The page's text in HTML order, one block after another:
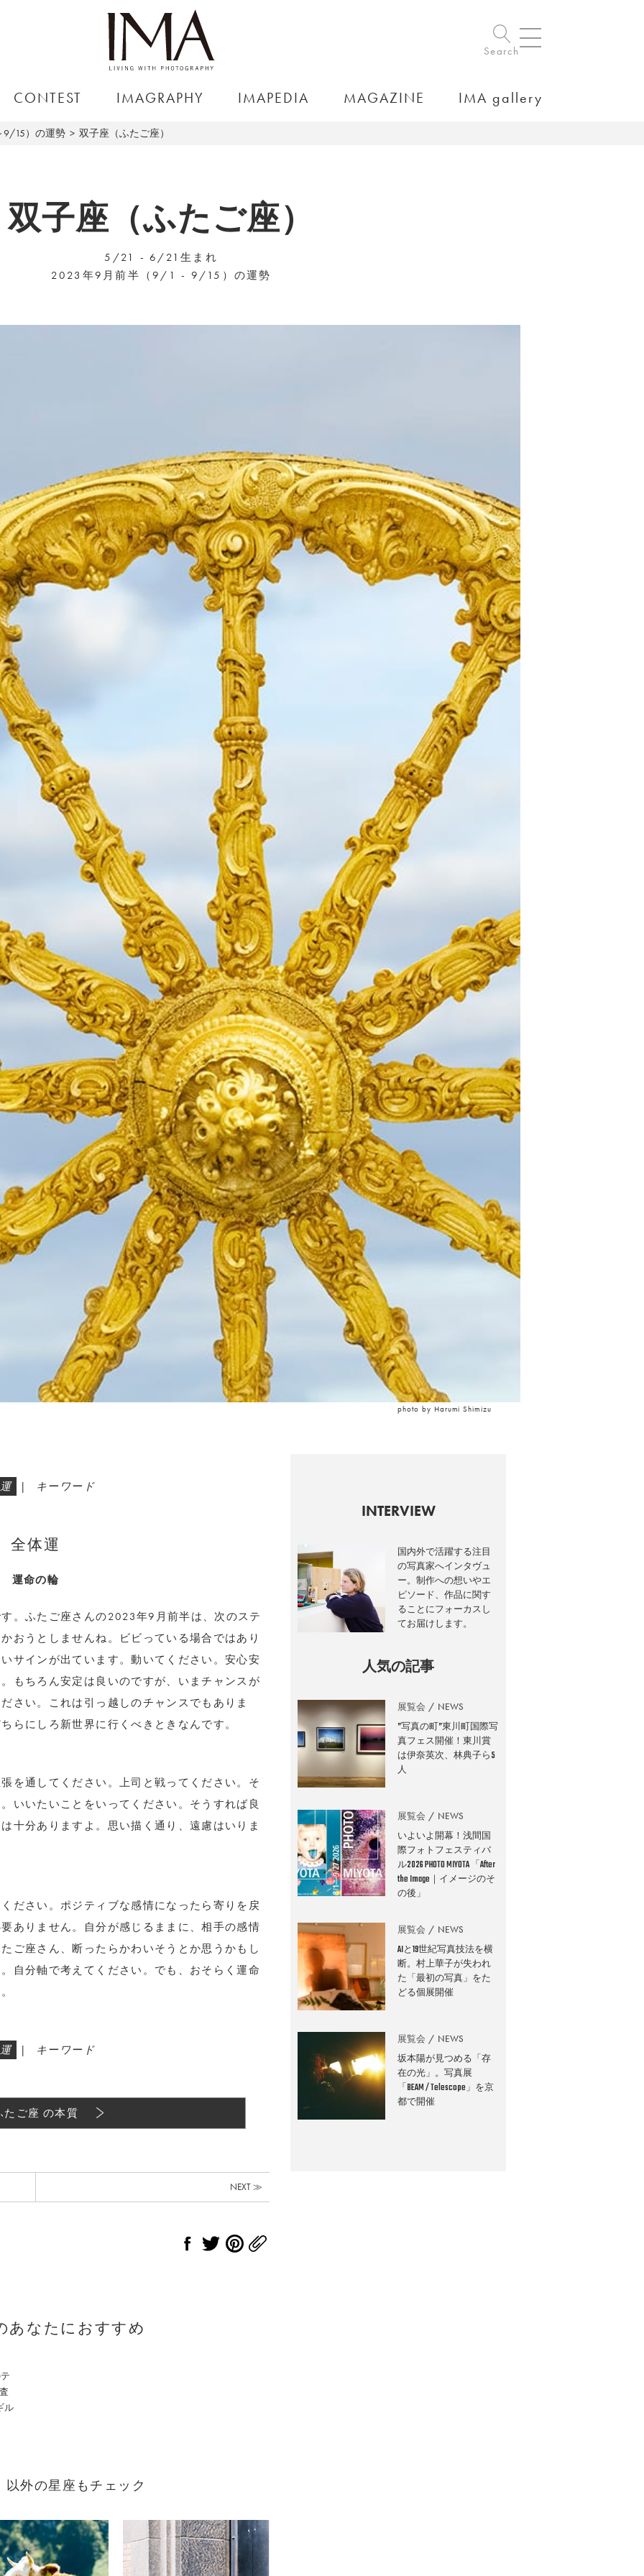
Search
CONTEST IMAGRAPHY IMAPEDIA MAGAZINE IMA gallery
15）の運勢 双子座（ふたご座）
双子座（ふたご座）
5/21 - 6/21生まれ
2023年9月前半（9/1 - 9/15）の運勢
photo by Harumi Shimizu
| キーワード
全体運
運命の輪
。ふたご座さんの2023年9月前半は、次のステ
おうとしませんね。ビビっている場合ではあり
サインが出ています。動いてください。安心安
もちろん安定は良いのですが、いまチャンスが
さい。これは引っ越しのチャンスでもありま
らにしろ新世界に行くべきときなんです。
を通してください。上司と戦ってください。そ
いいたいことをいってください。そうすれば良
十分ありますよ。思い描く通り、遠慮はいりま
ださい。ポジティブな感情になったら寄りを戻
ありません。自分が感じるままに、相手の感情
ご座さん、断ったらかわいそうとか思うかもし
自分軸で考えてください。でも、おそらく運命
| キーワード
たご座 の本質
NEXT ≫
あなたにおすすめ
ル
外の星座もチェック
INTERVIEW
国内外で活躍する注目
の写真家へインタヴュ
ー。制作への想いやエ
ピソード、作品に関す
ることにフォーカスし
てお届けします。
人気の記事
展覧会 NEWS
”写真の町”東川町国際写
真フェス開催！東川賞
は伊奈英次、林典子ら5
人
展覧会 NEWS
いよいよ開幕！浅間国
際フォトフェスティバ
ル2026 PHOTO MIYOTA 「After
the Image｜イメージのそ
の後」
展覧会 NEWS
AIと19世紀写真技法を横
断。村上華子が失われ
た「最初の写真」をた
どる個展開催
展覧会 NEWS
坂本陽が見つめる「存
在の光」。写真展
「BEAM / Telescope」を京
都で開催